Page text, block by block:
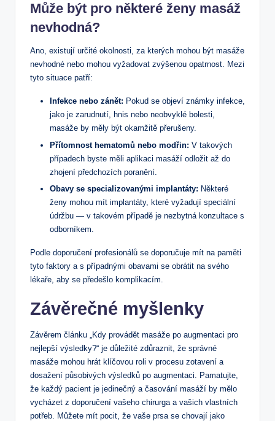
Může být pro některé ženy masáž
nevhodná?
Ano, existují určité okolnosti, za kterých mohou být masáže
nevhodné nebo mohou vyžadovat zvýšenou opatrnost. Mezi
tyto situace patří:
Infekce nebo zánět: Pokud se objeví známky infekce,
jako je zarudnutí, hnis nebo neobvyklé bolesti,
masáže by měly být okamžitě přerušeny.
Přítomnost hematomů nebo modřin: V takových
případech byste měli aplikaci masáží odložit až do
zhojení předchozích poranění.
Obavy se specializovanými implantáty: Některé
ženy mohou mít implantáty, které vyžadují speciální
údržbu — v takovém případě je nezbytná konzultace s
odborníkem.
Podle doporučení profesionálů se doporučuje mít na paměti
tyto faktory a s případnými obavami se obrátit na svého
lékaře, aby se předešlo komplikacím.
Závěrečné myšlenky
Závěrem článku „Kdy provádět masáže po augmentaci pro
nejlepší výsledky?“ je důležité zdůraznit, že správné
masáže mohou hrát klíčovou roli v procesu zotavení a
dosažení působivých výsledků po augmentaci. Pamatujte,
že každý pacient je jedinečný a časování masáží by mělo
vycházet z doporučení vašeho chirurga a vašich vlastních
potřeb. Můžete mít pocit, že vaše prsa se chovají jako